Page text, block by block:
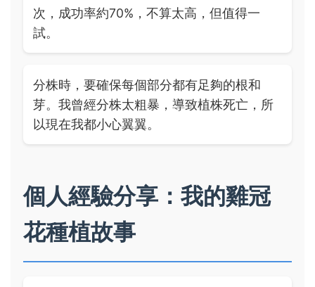
次，成功率約70%，不算太高，但值得一
試。
分株時，要確保每個部分都有足夠的根和
芽。我曾經分株太粗暴，導致植株死亡，所
以現在我都小心翼翼。
個人經驗分享：我的雞冠
花種植故事